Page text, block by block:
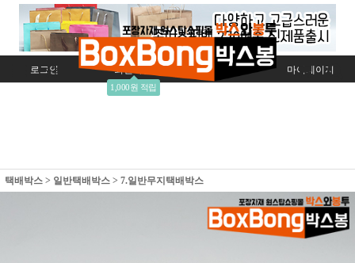
로그인 회원가입
1,000원 적립
주문조회 마이페이지
택배박스 > 일반택배박스 > 7.일반무지택배박스